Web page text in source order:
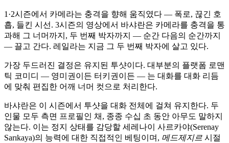
1·2시즌에서 카메라는 충격을 향해 움직였다 — 폭로, 끊긴 호
흡, 들킨 시선. 3시즌의 영상에서 바샤란은 카메라를 충격을 통
과해 그 너머까지, 두 번째 박자까지 — 순간 다음의 순간까지
— 끌고 간다. 레일라는 지금 그 두 번째 박자에 살고 있다.
가장 두드러진 결정은 유지된 투샷이다. 대부분의 플랫폼 로맨
틱 코미디 — 영미권이든 터키권이든 — 는 대화를 대화 리듬
에 맞춰 편집한 어깨 너머 컷으로 처리한다.
바샤란은 이 시즌에서 투샷을 대화 전체에 걸쳐 유지한다. 두
인물 모두 측면 프로필인 채, 종종 수십 초 동안 아무도 말하지
않는다. 이는 정지 상태를 감당할 세레나이 사르카야(Serenay
Sarıkaya)의 능력에 대한 직접적인 베팅이며, 메드제지르 시절